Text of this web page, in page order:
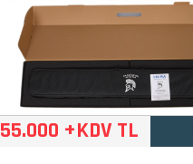
55.000 +KDV TL